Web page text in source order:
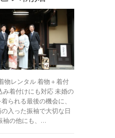
物レンタル 着物＋着付
み着付けにも対応 未婚の
られる最後の機会に、
入った振袖で大切な日
袖の他にも、…